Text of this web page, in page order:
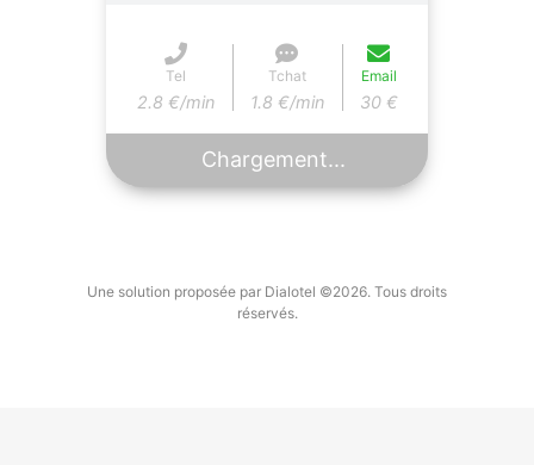
Tel
2.8 €/min
Tchat
1.8 €/min
Email
30 €
Chargement...
Une solution proposée par Dialotel ©2026. Tous droits
réservés.